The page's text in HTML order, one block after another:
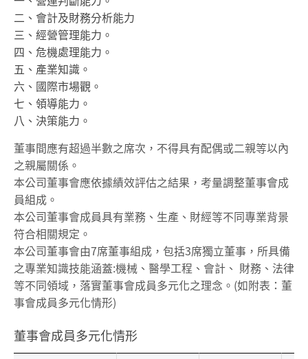
二、會計及財務分析能力
三、經營管理能力。
四、危機處理能力。
五、產業知識。
六、國際市場觀。
七、領導能力。
八、決策能力。
董事間應有超過半數之席次，不得具有配偶或二親等以內
之親屬關係。
本公司董事會應依據績效評估之結果，考量調整董事會成
員組成。
本公司董事會成員具有業務、生產、財經等不同專業背景
符合相關規定。
本公司董事會由7席董事組成，包括3席獨立董事，所具備
之專業知識技能涵蓋:機械、醫學工程、會計、 財務、法律
等不同領域，落實董事會成員多元化之理念。(如附表：董
事會成員多元化情形)
董事會成員多元化情形